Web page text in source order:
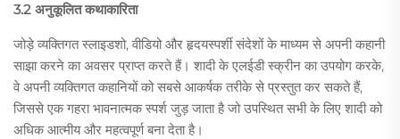
3.2 अनुकूलित कथाकारिता
जोड़े व्यक्तिगत स्लाइडशो, वीडियो और हृदयस्पर्शी संदेशों के माध्यम से अपनी कहानी
साझा करने का अवसर प्राप्त करते हैं। शादी के एलईडी स्क्रीन का उपयोग करके,
वे अपनी व्यक्तिगत कहानियों को सबसे आकर्षक तरीके से प्रस्तुत कर सकते हैं,
जिससे एक गहरा भावनात्मक स्पर्श जुड़ जाता है जो उपस्थित सभी के लिए शादी को
अधिक आत्मीय और महत्वपूर्ण बना देता है।